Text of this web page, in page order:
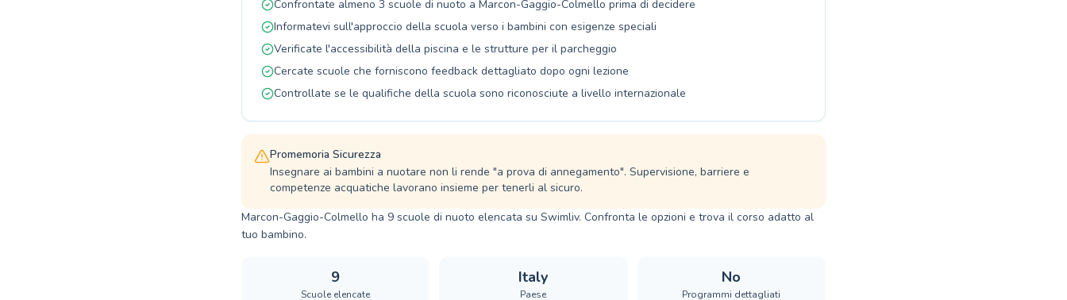
Confrontate almeno 3 scuole di nuoto a Marcon-Gaggio-Colmello prima di decidere
Informatevi sull'approccio della scuola verso i bambini con esigenze speciali
Verificate l'accessibilità della piscina e le strutture per il parcheggio
Cercate scuole che forniscono feedback dettagliato dopo ogni lezione
Controllate se le qualifiche della scuola sono riconosciute a livello internazionale
Promemoria Sicurezza
Insegnare ai bambini a nuotare non li rende "a prova di annegamento". Supervisione, barriere e
competenze acquatiche lavorano insieme per tenerli al sicuro.
Marcon-Gaggio-Colmello ha 9 scuole di nuoto elencata su Swimliv. Confronta le opzioni e trova il corso adatto al
tuo bambino.
9
Scuole elencate
Italy
Paese
No
Programmi dettagliati